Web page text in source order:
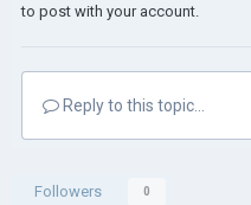
to post with your account.
Reply to this topic...
Followers 0